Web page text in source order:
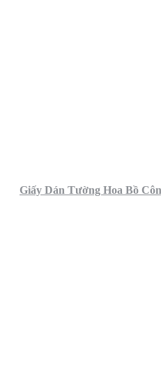
Giấy Dán Tường Hoa Bồ